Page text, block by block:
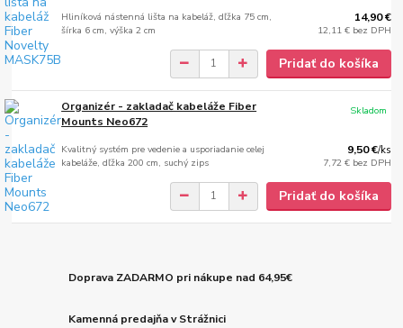
Hliníková nástenná lišta na kabeláž, dľžka 75 cm,
šírka 6 cm, výška 2 cm
14,90 €
12,11 € bez DPH
Pridať do košíka
Organizér - zakladač kabeláže Fiber
Mounts Neo672
Kvalitný systém pre vedenie a usporiadanie celej
kabeláže, dľžka 200 cm, suchý zips
9,50 €/ks
7,72 € bez DPH
Skladom
Pridať do košíka
Doprava ZADARMO pri nákupe nad 64,95€
Kamenná predajňa v Strážnici